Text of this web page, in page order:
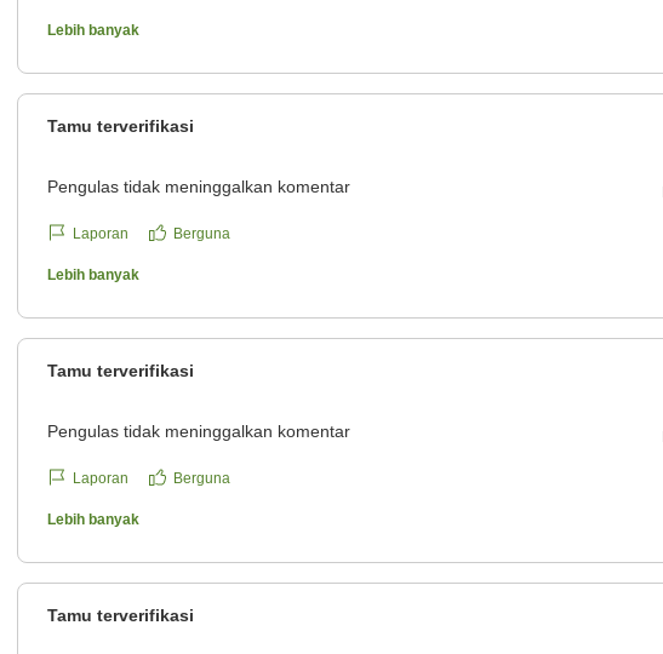
Lebih banyak
Tamu terverifikasi
Pengulas tidak meninggalkan komentar
Laporan Berguna
Lebih banyak
Tamu terverifikasi
Pengulas tidak meninggalkan komentar
Laporan Berguna
Lebih banyak
Tamu terverifikasi